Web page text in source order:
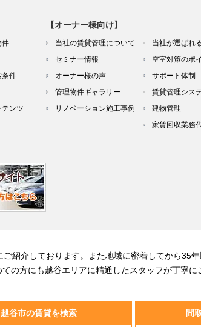
件
条件
ンツ
【オーナー様向け】
当社の賃貸管理について
セミナー情報
オーナー様の声
管理物件ギャラリー
リノベーション施工事例
当社が選ばれ
空室対策のポ
サポート体制
賃貸管理シス
建物管理
家賃回収業務
紹介しております。また地域に密着してから35
の方にも越谷エリアに精通したスタッフが丁寧
谷市の賃貸を検索 間